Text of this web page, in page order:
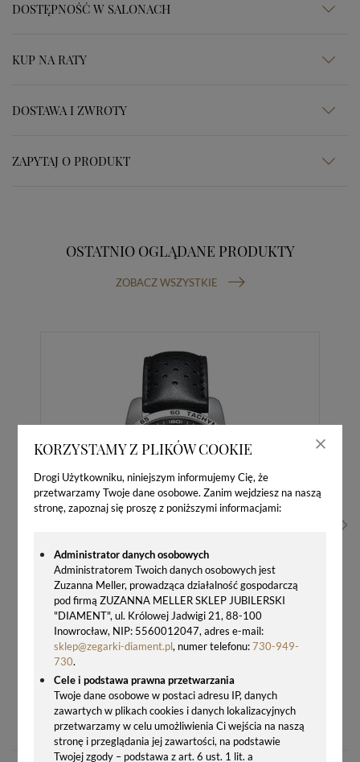
KORZYSTAMY Z PLIKÓW COOKIE
Drogi Użytkowniku, niniejszym informujemy Cię, że
przetwarzamy Twoje dane osobowe. Zanim wejdziesz na naszą
stronę, zapoznaj się proszę z poniższymi informacjami:
Administrator danych osobowych
Administratorem Twoich danych osobowych jest
Zuzanna Meller, prowadząca działalność gospodarczą
pod firmą ZUZANNA MELLER SKLEP JUBILERSKI
"DIAMENT", ul. Królowej Jadwigi 21, 88-100
Inowrocław, NIP: 5560012047, adres e-mail:
sklep@zegarki-diament.pl, numer telefonu:730-949-
730.
Cele i podstawa prawna przetwarzania
Twoje dane osobowe w postaci adresu IP, danych
zawartych w plikach cookies i danych lokalizacyjnych
przetwarzamy w celu umożliwienia Ci wejścia na naszą
stronę i przeglądania jej zawartości, na podstawie
Twojej zgody – podstawa z art. 6 ust. 1 lit. a
DOSTĘPNOŚĆ W SALONACH
KUP NA RATY
DOSTAWA I ZWROTY
ZAPYTAJ O PRODUKT
OSTATNIO OGLĄDANE PRODUKTY
ZOBACZ WSZYSTKIE
2496,00 zł